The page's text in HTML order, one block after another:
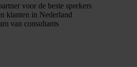
voor de beste sprekers
klanten in Nederland
van consultants